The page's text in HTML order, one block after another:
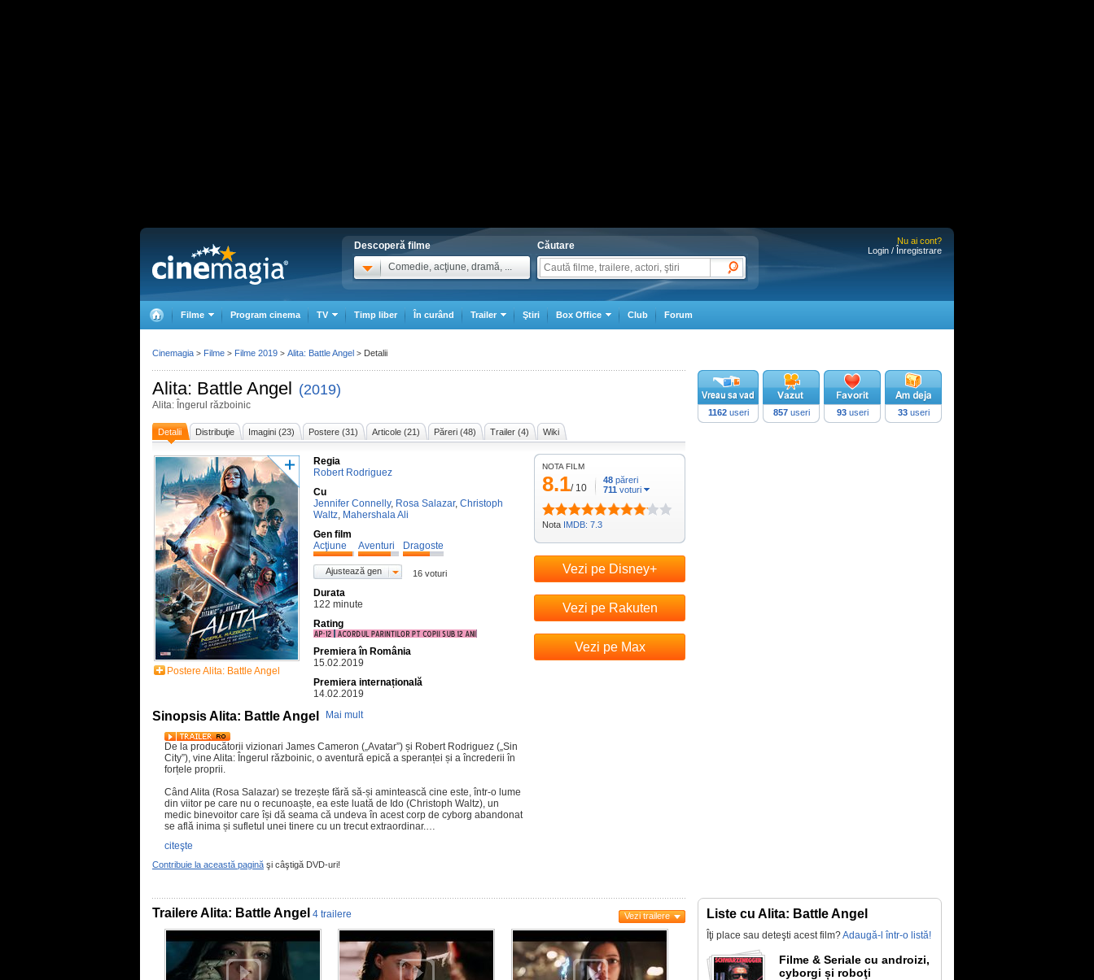
Descoperă filme
Comedie, acţiune, dramă, ...
Căutare
Nu ai cont?
Login / Înregistrare
Filme Program cinema TV Timp liber În curând Trailer Ştiri Box Office Club Forum
Alita: Battle Angel (2019)
Alita: Îngerul războinic
Detalii Distribuţie Imagini (23) Postere (31) Articole (21) Păreri (48) Trailer (4) Wiki
Postere Alita: Battle Angel
Regia
Robert Rodriguez
Cu
Jennifer Connelly, Rosa Salazar, Christoph
Waltz, Mahershala Ali
Gen film
Acţiune
Aventuri Dragoste
Ajustează gen 16 voturi
Durata
122 minute
Rating
Premiera în România
15.02.2019
Premiera internațională
14.02.2019
Sinopsis Alita: Battle Angel Mai mult
De la producătorii vizionari James Cameron („Avatar”) și Robert Rodriguez („Sin
City”), vine Alita: Îngerul războinic, o aventură epică a speranței și a încrederii în
forțele proprii.
Când Alita (Rosa Salazar) se trezește fără să-și amintească cine este, într-o lume
din viitor pe care nu o recunoaște, ea este luată de Ido (Christoph Waltz), un
medic binevoitor care își dă seama că undeva în acest corp de cyborg abandonat
se află inima și sufletul unei tinere cu un trecut extraordinar.…
citeşte
Contribuie la această pagină şi câştigă DVD-uri!
NOTA FILM
8.1/ 10
48 păreri
711 voturi
Nota IMDB: 7.3
Vezi pe Disney+
Vezi pe Rakuten
Vezi pe Max
1162useri 857useri 93useri 33useri
Trailere Alita: Battle Angel 4 trailere Vezi trailere Liste cu Alita: Battle Angel
Îţi place sau deteşti acest film?Adaugă-l într-o listă!
Filme & Seriale cu androizi,
cyborgi și roboţi
Cinemagia > Filme > Filme 2019 > Alita: Battle Angel > Detalii